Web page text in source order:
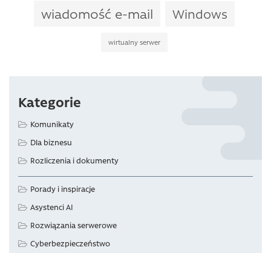
wiadomość e-mail Windows
wirtualny serwer
Kategorie
Komunikaty
Dla biznesu
Rozliczenia i dokumenty
Porady i inspiracje
Asystenci AI
Rozwiązania serwerowe
Cyberbezpieczeństwo